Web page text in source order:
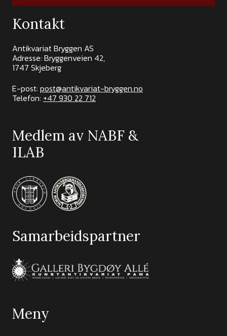
Kontakt
Antikvariat Bryggen AS
Adresse: Bryggenveien 42,
1747 Skjeberg
E-post: post@antikvariat-bryggen.no
Telefon: +47 930 22 712
Medlem av NABF &
ILAB
Samarbeidspartner
Meny